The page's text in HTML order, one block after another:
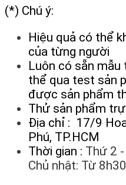
(*) Chú ý:
Hiệu quả có thể
của từng người
Luôn có sẵn
thể qua test sản
được sản phẩm
Thử sản phẩm
Địa chỉ : 17/9
Phú, TP.HCM
Thời gian : Thứ 2
Chủ nhật: Từ